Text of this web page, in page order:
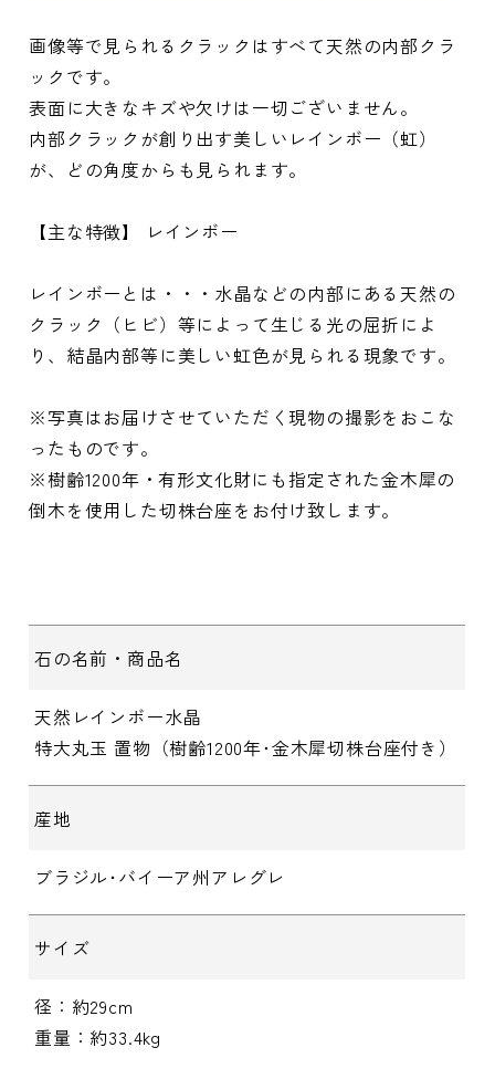
画像等で見られるクラックはすべて天然の内部クラ
ックです。
表面に大きなキズや欠けは一切ございません。
内部クラックが創り出す美しいレインボー（虹）
が、どの角度からも見られます。
【主な特徴】 レインボー
レインボーとは・・・水晶などの内部にある天然の
クラック（ヒビ）等によって生じる光の屈折によ
り、結晶内部等に美しい虹色が見られる現象です。
※写真はお届けさせていただく現物の撮影をおこな
ったものです。
※樹齢1200年・有形文化財にも指定された金木犀の
倒木を使用した切株台座をお付け致します。
石の名前・商品名
天然レインボー水晶
特大丸玉 置物（樹齢1200年･金木犀切株台座付き）
産地
ブラジル･バイーア州アレグレ
サイズ
径：約29cm
重量：約33.4kg